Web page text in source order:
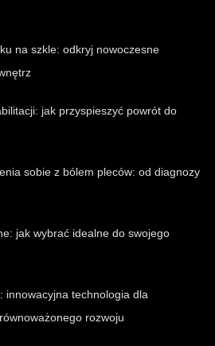
na szkle: odkryj nowoczesne
jak przyspieszyć powrót do
sobie z bólem pleców: od diagnozy
jak wybrać idealne do swojego
innowacyjna technologia dla
rozwoju